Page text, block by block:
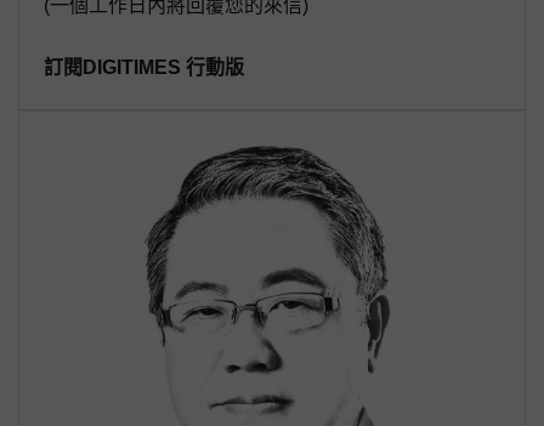
(一個工作日內將回覆您的來信)
訂閱DIGITIMES 行動版